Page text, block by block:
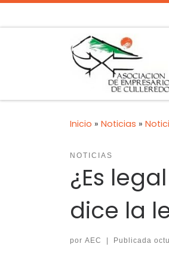
Inicio » Noticias »
NOTICIAS
¿Es
dice la
por AEC | Publicada